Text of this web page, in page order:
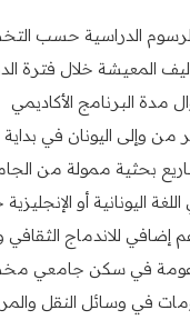
الدراسية حسب
المعيشة خلال فترة
البرنامج الأكاديمي
وإلى اليونان في بداية
بحثية ممولة من
اليونانية أو
إضافي للاندماج الثقافي
في سكن جامعي
في وسائل النقل